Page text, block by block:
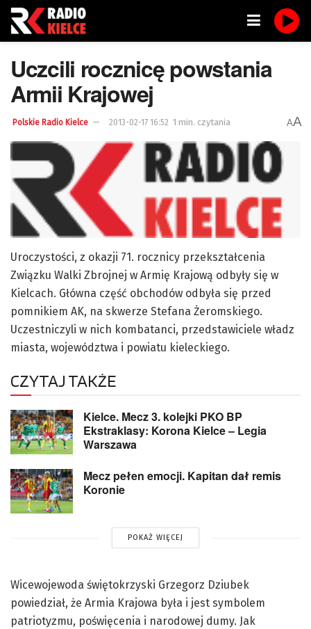
Uczcili rocznicę powstania
Armii Krajowej
Polskie Radio Kielce 2013-02-17 16:52 1 min. czytania AA
Uroczystości, z okazji 71. rocznicy przekształcenia
Związku Walki Zbrojnej w Armię Krajową odbyły się w
Kielcach. Główna część obchodów odbyła się przed
pomnikiem AK, na skwerze Stefana Żeromskiego.
Uczestniczyli w nich kombatanci, przedstawiciele władz
miasta, województwa i powiatu kieleckiego.
CZYTAJ TAKŻE
Kielce. Mecz 3. kolejki PKO BP
Ekstraklasy: Korona Kielce – Legia
Warszawa
Mecz pełen emocji. Kapitan dał remis
Koronie
POKAŻ WIĘCEJ
Wicewojewoda świętokrzyski Grzegorz Dziubek
powiedział, że Armia Krajowa była i jest symbolem
patriotyzmu, poświęcenia i narodowej dumy. Jak